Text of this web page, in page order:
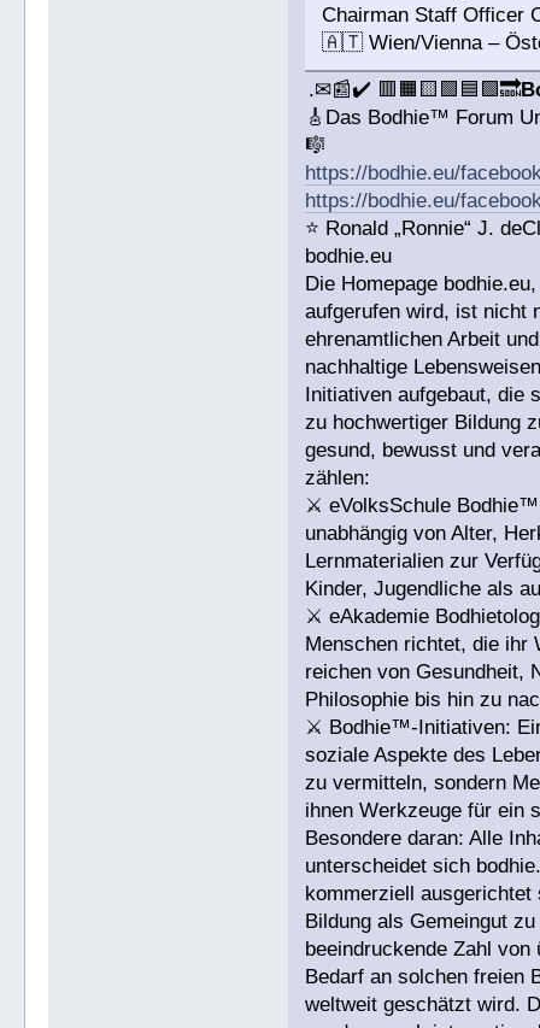
Chairman Staff Officer
🇦🇹 Wien/Vienna –
.✉📰✔️ 🟥🟧🟨🟩🟦🟪🔜
🎸Das Bodhie™ Forum
🎼
https://bodhie.eu/
https://bodhie.eu/
⭐️ Ronald „Ronnie“ J.
bodhie.eu
Die Homepage
aufgerufen wird, ist nicht
ehrenamtlichen Arbeit
nachhaltige
Initiativen aufgebaut, die
zu hochwertiger Bildung
gesund, bewusst und
zählen:
⚔ eVolksSchule
unabhängig von Alter,
Lernmaterialien zur
Kinder, Jugendliche als
⚔ eAkademie
Menschen richtet, die ihr
reichen von Gesundheit,
Philosophie bis hin zu
⚔ Bodhie™-Initiativen:
soziale Aspekte des
zu vermitteln, sondern
ihnen Werkzeuge für ein
Besondere daran: Alle
unterscheidet sich
kommerziell ausgerichtet
Bildung als Gemeingut
beeindruckende Zahl
Bedarf an solchen freien
weltweit geschätzt wird.